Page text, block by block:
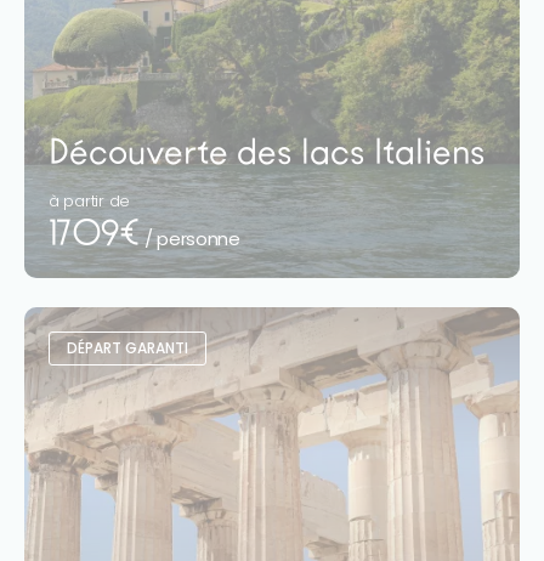
Découverte des lacs Italiens
à partir de
1709€ / personne
DÉPART GARANTI